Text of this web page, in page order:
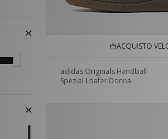
ACQUISTO
adidas Originals Handball
Spezial Loafer Donna